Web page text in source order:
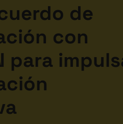
de
con
para